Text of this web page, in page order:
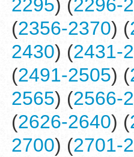
2295) (2296-
(2356-2370) (
2430) (2431-
(2491-2505) (
2565) (2566-
(2626-2640) (
2700) (2701-